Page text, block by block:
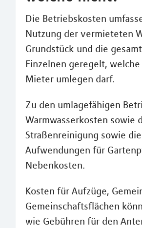
Die Betriebskosten
Nutzung der vermieteten
Grundstück und die
Einzelnen geregelt,
Mieter umlegen darf.
Zu den umlagefähigen
Warmwasserkosten sowie
Straßenreinigung sowie
Aufwendungen für
Nebenkosten.
Kosten für Aufzüge,
Gemeinschaftsflächen
wie Gebühren für den